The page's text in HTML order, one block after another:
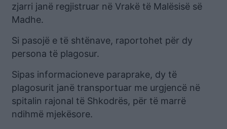
zjarri janë regjistruar në Vrakë të Malësisë së
Madhe.
Si pasojë e të shtënave, raportohet për dy
persona të plagosur.
Sipas informacioneve paraprake, dy të
plagosurit janë transportuar me urgjencë në
spitalin rajonal të Shkodrës, për të marrë
ndihmë mjekësore.